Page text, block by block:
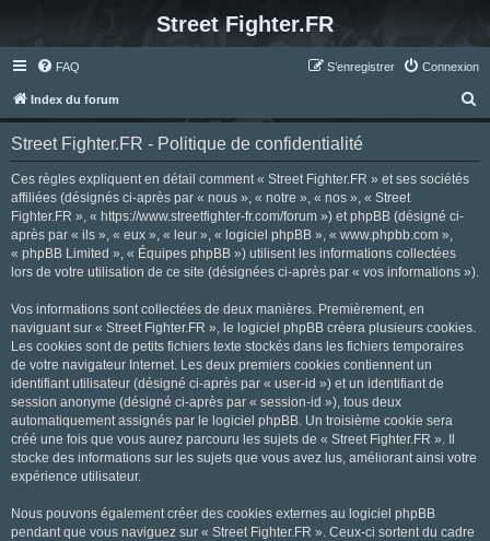
Street Fighter.FR
FAQ Connexion
S’enregistrer
Index du forum
e
Street Fighter.FR - Politique de confidentialité
Ces règles expliquent en détail comment « Street Fighter.FR » et ses sociétés
affiliées (désignés ci-après par « nous », « notre », « nos », « Street
Fighter.FR », « https://www.streetfighter-fr.com/forum ») et phpBB (désigné ci-
après par « ils », « eux », « leur », « logiciel phpBB », « www.phpbb.com »,
« phpBB Limited », « Équipes phpBB ») utilisent les informations collectées
lors de votre utilisation de ce site (désignées ci-après par « vos informations »).
Vos informations sont collectées de deux manières. Premièrement, en
naviguant sur « Street Fighter.FR », le logiciel phpBB créera plusieurs cookies.
Les cookies sont de petits fichiers texte stockés dans les fichiers temporaires
de votre navigateur Internet. Les deux premiers cookies contiennent un
identifiant utilisateur (désigné ci-après par « user-id ») et un identifiant de
session anonyme (désigné ci-après par « session-id »), tous deux
automatiquement assignés par le logiciel phpBB. Un troisième cookie sera
créé une fois que vous aurez parcouru les sujets de « Street Fighter.FR ». Il
stocke des informations sur les sujets que vous avez lus, améliorant ainsi votre
expérience utilisateur.
Nous pouvons également créer des cookies externes au logiciel phpBB
pendant que vous naviguez sur « Street Fighter.FR ». Ceux-ci sortent du cadre